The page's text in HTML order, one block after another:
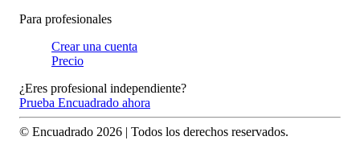
Para profesionales
Crear una cuenta
Precio
¿Eres profesional independiente?
Prueba Encuadrado ahora
© Encuadrado 2026 | Todos los derechos reservados.